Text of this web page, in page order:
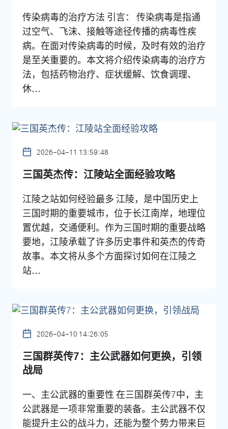
传染病毒的治疗方法 引言： 传染病毒是指通
过空气、飞沫、接触等途径传播的病毒性疾
病。在面对传染病毒的时候，及时有效的治疗
是至关重要的。本文将介绍传染病毒的治疗方
法，包括药物治疗、症状缓解、饮食调理、
休...
2026-04-11 13:59:48
三国英杰传：江陵站全面经验攻略
江陵之站如何经验最多 江陵，是中国历史上
三国时期的重要城市，位于长江南岸，地理位
置优越，交通便利。作为三国时期的重要战略
要地，江陵承载了许多历史事件和英杰的传奇
故事。本文将从多个方面探讨如何在江陵之
站...
2026-04-10 14:26:05
三国群英传7：主公武器如何更换，引领
战局
一、主公武器的重要性 在三国群英传7中，主
公武器是一项非常重要的装备。主公武器不仅
能提升主公的战斗力，还能为整个势力带来巨